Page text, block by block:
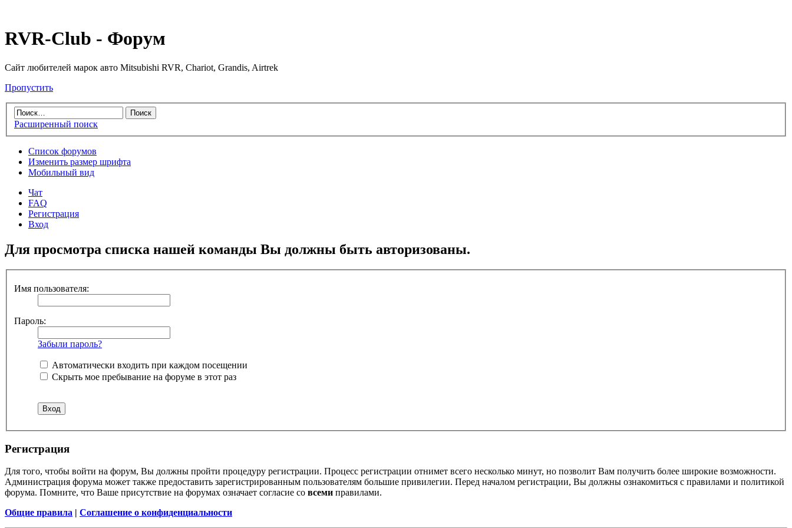
RVR-Club - Форум
Сайт любителей марок авто Mitsubishi RVR, Chariot, Grandis, Airtrek
Пропустить
Расширенный поиск
Список форумов
Изменить размер шрифта
Мобильный вид
Чат
FAQ
Регистрация
Вход
Для просмотра списка нашей команды Вы должны быть авторизованы.
Имя пользователя:
Пароль:
Забыли пароль?
Автоматически входить при каждом посещении
Скрыть мое пребывание на форуме в этот раз
Регистрация
Для того, чтобы войти на форум, Вы должны пройти процедуру регистрации. Процесс регистрации отнимет всего несколько минут, но позволит Вам получить более широкие возможности.
Администрация форума может также предоставить зарегистрированным пользователям большие привилегии. Перед началом регистрации, Вы должны ознакомиться с правилами и политикой
форума. Помните, что Ваше присутствие на форумах означает согласие со всеми правилами.
Общие правила | Соглашение о конфиденциальности